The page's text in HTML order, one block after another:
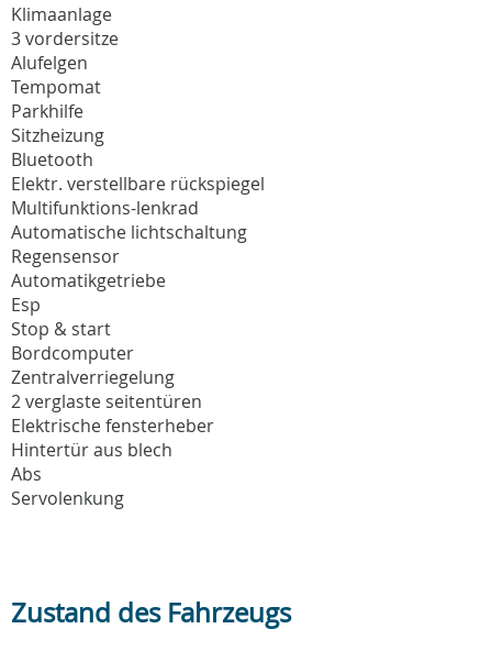
Klimaanlage
3 vordersitze
Alufelgen
Tempomat
Parkhilfe
Sitzheizung
Bluetooth
Elektr. verstellbare rückspiegel
Multifunktions-lenkrad
Automatische lichtschaltung
Regensensor
Automatikgetriebe
Esp
Stop & start
Bordcomputer
Zentralverriegelung
2 verglaste seitentüren
Elektrische fensterheber
Hintertür aus blech
Abs
Servolenkung
Zustand des Fahrzeugs